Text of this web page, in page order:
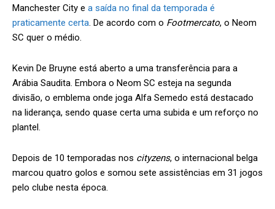
Manchester City e a saída no final da temporada é
praticamente certa. De acordo com o Footmercato, o Neom
SC quer o médio.
Kevin De Bruyne está aberto a uma transferência para a
Arábia Saudita. Embora o Neom SC esteja na segunda
divisão, o emblema onde joga Alfa Semedo está destacado
na liderança, sendo quase certa uma subida e um reforço no
plantel.
Depois de 10 temporadas nos cityzens, o internacional belga
marcou quatro golos e somou sete assistências em 31 jogos
pelo clube nesta época.